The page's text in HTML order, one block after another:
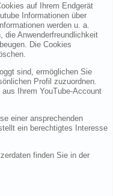
auf Ihrem Endgerät
Informationen über
werden u. a.
die Anwenderfreundlichkeit
Die Cookies
sind, ermöglichen Sie
Profil zuzuordnen.
Ihrem YouTube-Account
einer ansprechenden
ein berechtigtes Interesse
finden Sie in der